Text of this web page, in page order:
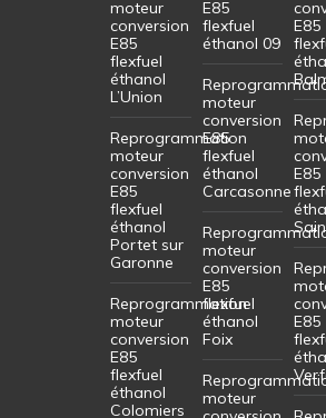
moteur
conversion
E85
flexfuel
éthanol
L’Union
Reprogrammation
moteur
conversion
E85
flexfuel
éthanol
Portet sur
Garonne
Reprogrammation
moteur
conversion
E85
flexfuel
éthanol
Colomiers
E85
flexfuel
éthanol 09
moteur
conversion
E85
flexfuel
éthanol
Carcasonne
moteur
conversion
E85
flexfuel
éthanol
Foix
moteur
E85
E85
E85